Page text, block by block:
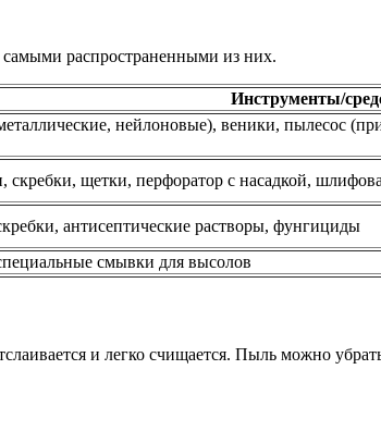
самыми распространенными из них.
Инструменты/
нейлоновые), веники, пылесос
скребки, щетки, перфоратор с насадкой,
антисептические растворы, фунгициды
смывки для высолов
и легко счищается. Пыль можно